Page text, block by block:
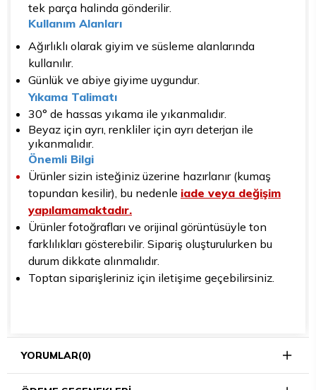
tek parça halinda gönderilir.
Kullanım Alanları
Ağırlıklı olarak giyim ve süsleme alanlarında
kullanılır.
Günlük ve abiye giyime uygundur.
Yıkama Talimatı
30° de hassas yıkama ile yıkanmalıdır.
Beyaz için ayrı, renkliler için ayrı deterjan ile
yıkanmalıdır.
Önemli Bilgi
Ürünler sizin isteğiniz üzerine hazırlanır (kumaş
topundan kesilir), bu nedenle iade veya değişim
yapılamamaktadır.
Ürünler fotoğrafları ve orijinal görüntüsüyle ton
farklılıkları gösterebilir. Sipariş oluşturulurken bu
durum dikkate alınmalıdır.
Toptan siparişleriniz için iletişime geçebilirsiniz.
YORUMLAR(0)